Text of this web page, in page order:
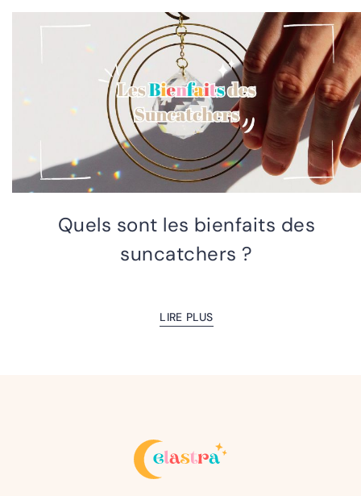
Quels sont les bienfaits des
suncatchers ?
LIRE PLUS